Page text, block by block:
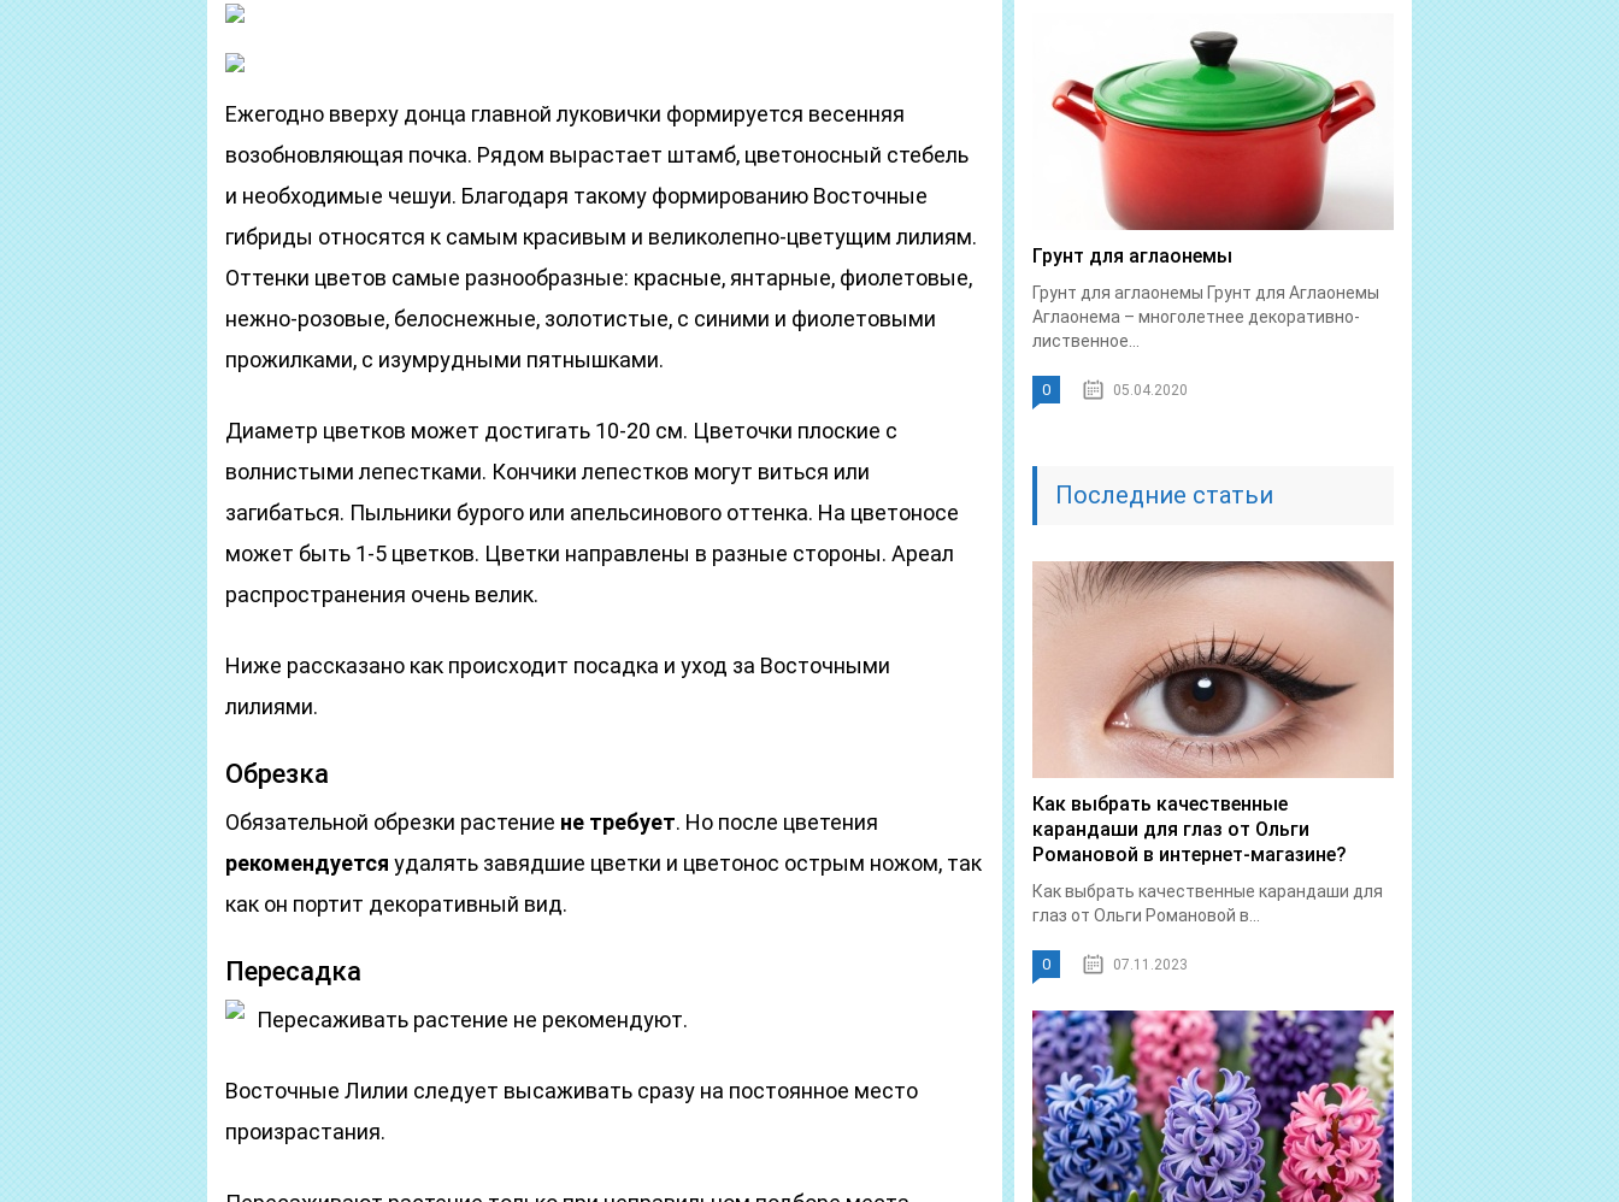
Ежегодно вверху донца главной луковички формируется весенняя
возобновляющая почка. Рядом вырастает штамб, цветоносный стебель
и необходимые чешуи. Благодаря такому формированию Восточные
гибриды относятся к самым красивым и великолепно-цветущим лилиям.
Оттенки цветов самые разнообразные: красные, янтарные, фиолетовые,
нежно-розовые, белоснежные, золотистые, с синими и фиолетовыми
прожилками, с изумрудными пятнышками.
Диаметр цветков может достигать 10-20 см. Цветочки плоские с
волнистыми лепестками. Кончики лепестков могут виться или
загибаться. Пыльники бурого или апельсинового оттенка. На цветоносе
может быть 1-5 цветков. Цветки направлены в разные стороны. Ареал
распространения очень велик.
Ниже рассказано как происходит посадка и уход за Восточными
лилиями.
Обрезка
Обязательной обрезки растение не требует. Но после цветения
рекомендуется удалять завядшие цветки и цветонос острым ножом, так
как он портит декоративный вид.
Пересадка
Пересаживать растение не рекомендуют.
Восточные Лилии следует высаживать сразу на постоянное место
произрастания.
Грунт для аглаонемы
Грунт для аглаонемы Грунт для Аглаонемы
Аглаонема – многолетнее декоративно-
лиственное...
0 05.04.2020
Последние статьи
Как выбрать качественные
карандаши для глаз от Ольги
Романовой в интернет-магазине?
Как выбрать качественные карандаши для
глаз от Ольги Романовой в...
0 07.11.2023